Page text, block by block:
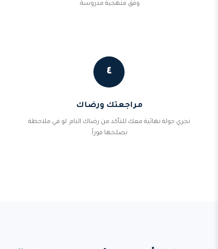
وفق منهجية مدروسة.
٤
مراجعتك ورضاك
نجري جولة نهائية معك للتأكد من رضاك التام. لو في ملاحظة
نصلحها فوراً.